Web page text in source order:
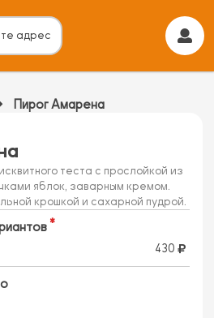
адрес
Пирог Амарена
теста с прослойкой из
яблок, заварным кремом.
крошкой и сахарной пудрой.
430